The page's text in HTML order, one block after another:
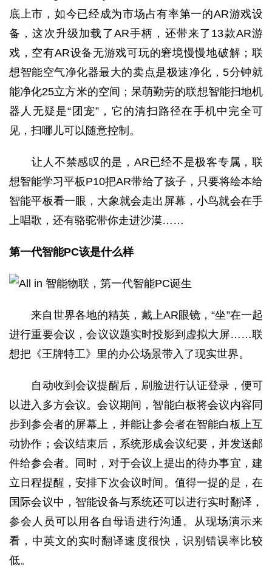
底上市，如今已经成为市场占有率第一的AR游戏设
备，这次升级加载了AR手柄，还带来了13款AR游
戏，空有AR设备无游戏可玩的窘境慢慢地破解；联
想智能空气净化器最大的卖点是极速净化，5分钟就
能净化25立方米的空间；呆萌勤劳的联想智能扫地机
器人无疑是“团宠”，它的清扫路径在手机中完全可
见，扫哪儿可以随意控制。
让人不禁感叹的是，AR已经不是极客专属，联
想智能学习平板P10把AR带给了孩子，只要将绘本给
智能平板看一眼，大象就会走出屏幕，小鸟就会在手
上唱歌，还有骆驼带你走进沙漠……
第一代智能PC该是什么样
来自世界各地的精英，戴上AR眼镜，“坐”在一起
进行重要会议，会议议题实时投影到虚拟大屏……联
想把《王牌特工》里的办公场景带入了现实世界。
自动收到会议提醒后，刷脸进行认证登录，便可
以进入多方会议。会议期间，智能白板将会议内容同
步到参会者的屏幕上，并能让参会者在智能白板上互
动协作；会议结束后，系统形成会议纪要，并发送邮
件给参会者。同时，对于会议上提出的待办事宜，建
立日程提醒，安排下次会议时间。值得一提的是，在
国际会议中，智能设备与系统还可以进行实时翻译，
参会人员可以用各自母语进行沟通。从现场演示来
看，中英文的实时翻译速度很快，识别错误率比较
低。